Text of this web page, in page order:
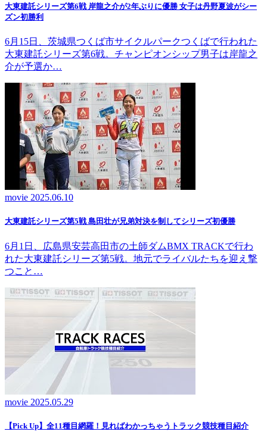
大東建託シリーズ第6戦 岸龍之介が2年ぶりに優勝 女子は丹野夏波がシー
ズン初勝利
6月15日、茨城県つくば市サイクルパークつくばで行われた
大東建託シリーズ第6戦。チャンピオンシップ男子は岸龍之
介が予選か…
movie 2025.06.10
大東建託シリーズ第5戦 島田壮が兄弟対決を制してシリーズ初優勝
6月1日、広島県安芸高田市の土師ダムBMX TRACKで行わ
れた大東建託シリーズ第5戦。地元でライバルたちを迎え撃
つこと…
movie 2025.05.29
【Pick Up】全11種目網羅！見ればわかっちゃうトラック競技種目紹介